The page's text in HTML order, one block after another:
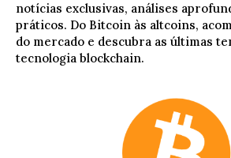
notícias exclusivas, análises
práticos. Do Bitcoin às altcoins,
do mercado e descubra as últimas
tecnologia blockchain.